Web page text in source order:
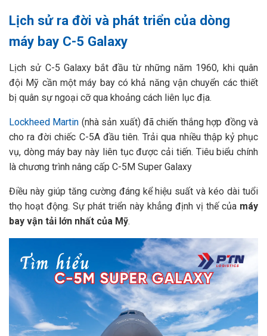
Lịch sử ra đời và phát triển của dòng
máy bay C-5 Galaxy
Lịch sử C-5 Galaxy bắt đầu từ những năm 1960, khi quân
đội Mỹ cần một máy bay có khả năng vận chuyển các thiết
bị quân sự ngoại cỡ qua khoảng cách liên lục địa.
Lockheed Martin (nhà sản xuất) đã chiến thắng hợp đồng và
cho ra đời chiếc C-5A đầu tiên. Trải qua nhiều thập kỷ phục
vụ, dòng máy bay này liên tục được cải tiến. Tiêu biểu chính
là chương trình nâng cấp C-5M Super Galaxy
Điều này giúp tăng cường đáng kể hiệu suất và kéo dài tuổi
thọ hoạt động. Sự phát triển này khẳng định vị thế của máy
bay vận tải lớn nhất của Mỹ.